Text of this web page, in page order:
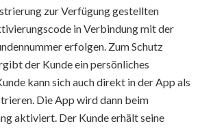
zur Verfügung gestellten
in Verbindung mit der
erfolgen. Zum Schutz
der Kunde ein persönliches
kann sich auch direkt in der App als
Die App wird dann beim
aktiviert. Der Kunde erhält seine